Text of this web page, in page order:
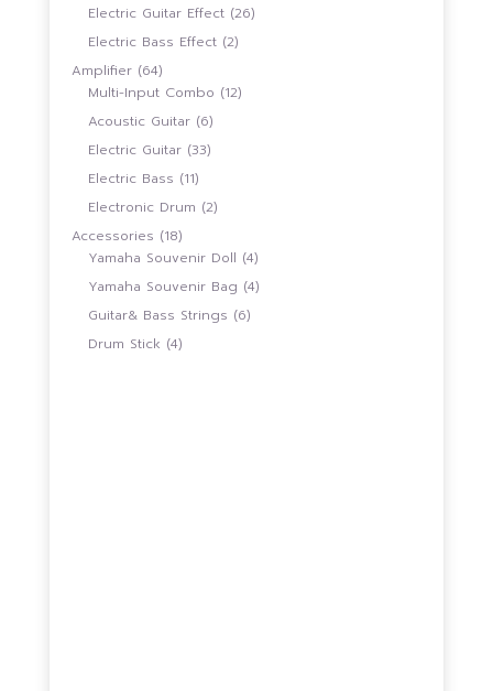
สินค้า
Electric Guitar Effect 2626
Electric Bass Effect 22
Amplifier 6464
สินค้า
Multi-Input Combo 1212
Acoustic Guitar 66
สินค้า
Electric Guitar 3333
Electric Bass 1111
สินค้า
Electronic Drum 22
Accessories 1818
สินค้า
Yamaha Souvenir Doll 44
สินค้า
Yamaha Souvenir Bag 44
Guitar& Bass Strings 66
Drum Stick 44